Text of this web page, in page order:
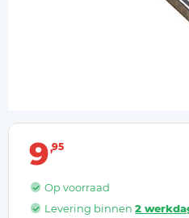
9 95
Op voorraad
Levering binnen2